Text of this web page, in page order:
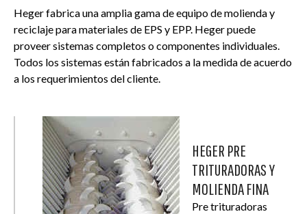
Heger fabrica una amplia gama de equipo de molienda y
reciclaje para materiales de EPS y EPP. Heger puede
proveer sistemas completos o componentes individuales.
Todos los sistemas están fabricados a la medida de acuerdo
a los requerimientos del cliente.
HEGER PRE
TRITURADORAS Y
MOLIENDA FINA
Pre trituradoras